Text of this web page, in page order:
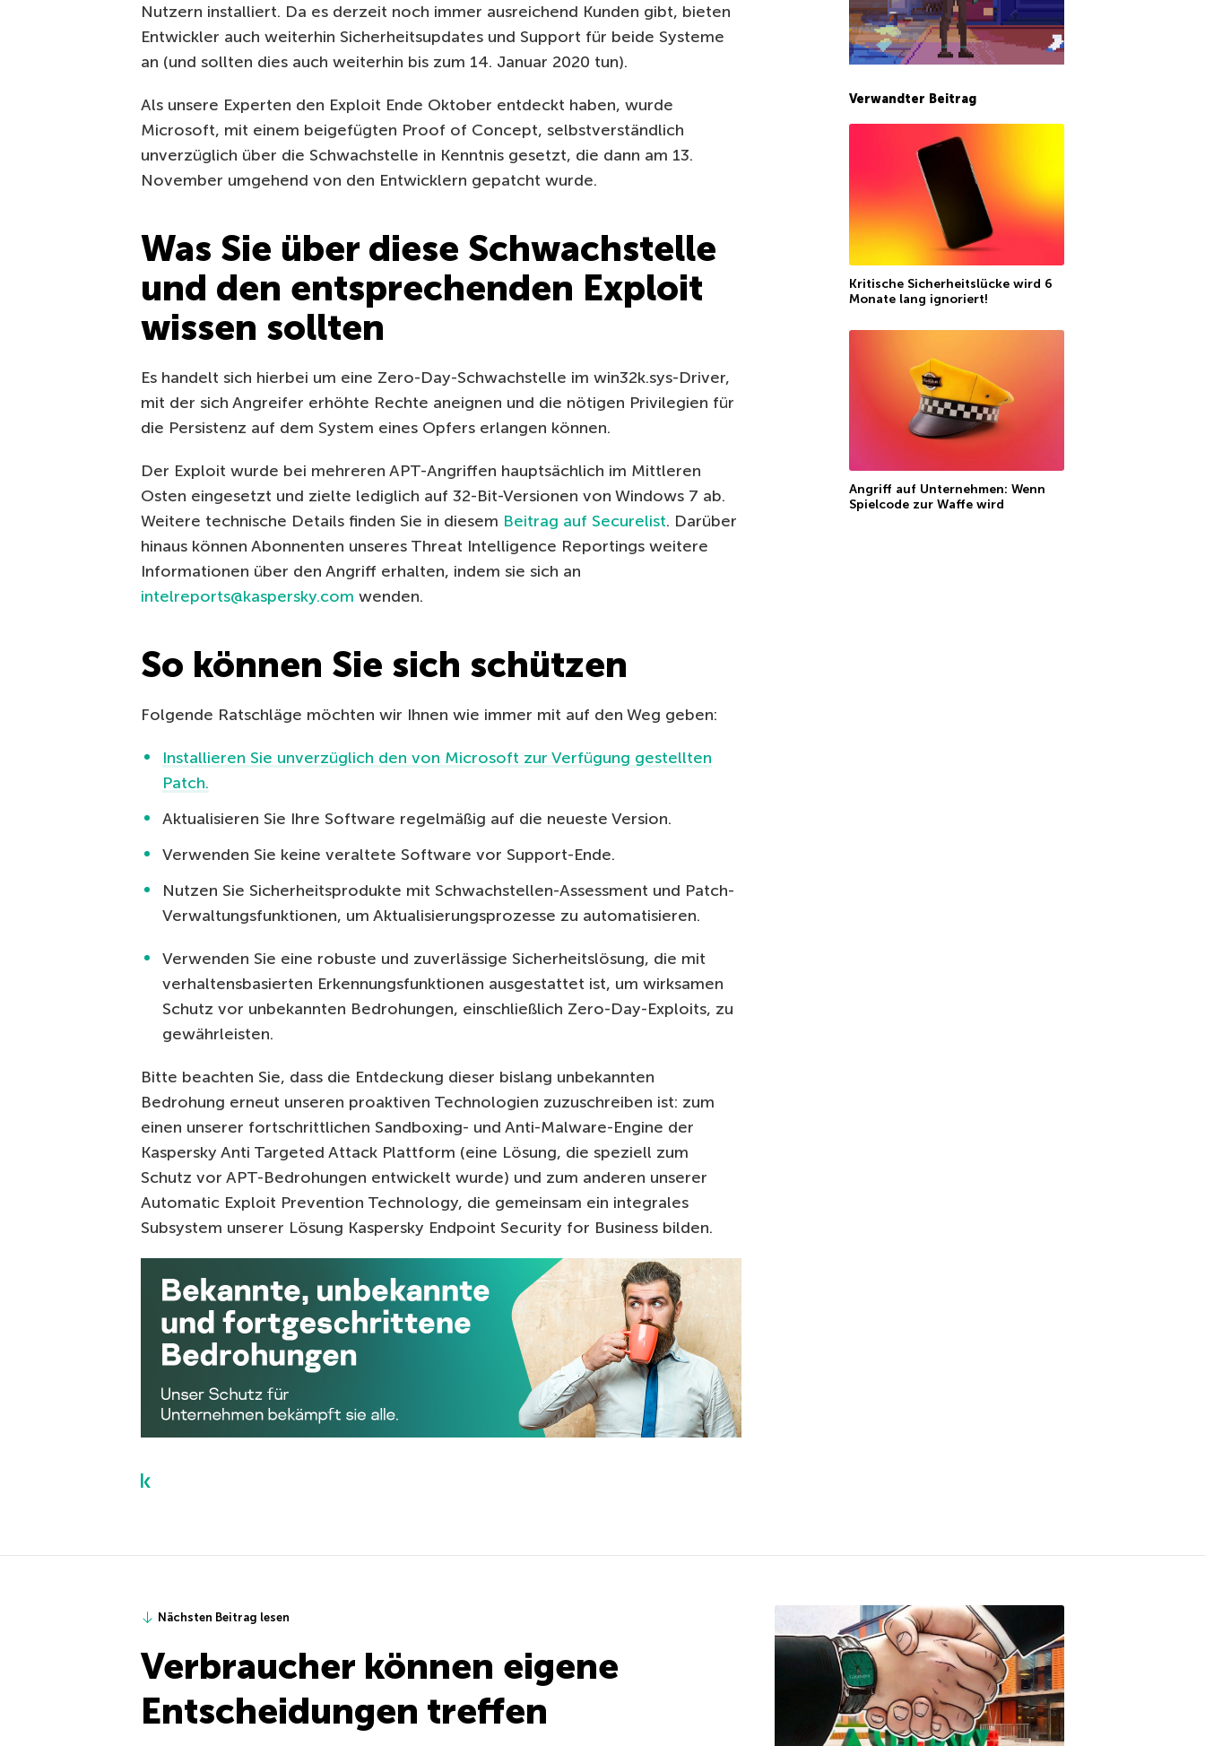
Nutzern installiert. Da es derzeit noch immer ausreichend Kunden gibt, bieten
Entwickler auch weiterhin Sicherheitsupdates und Support für beide Systeme
an (und sollten dies auch weiterhin bis zum 14. Januar 2020 tun).
Als unsere Experten den Exploit Ende Oktober entdeckt haben, wurde
Microsoft, mit einem beigefügten Proof of Concept, selbstverständlich
unverzüglich über die Schwachstelle in Kenntnis gesetzt, die dann am 13.
November umgehend von den Entwicklern gepatcht wurde.
Was Sie über diese Schwachstelle
und den entsprechenden Exploit
wissen sollten
Es handelt sich hierbei um eine Zero-Day-Schwachstelle im win32k.sys-Driver,
mit der sich Angreifer erhöhte Rechte aneignen und die nötigen Privilegien für
die Persistenz auf dem System eines Opfers erlangen können.
Der Exploit wurde bei mehreren APT-Angriffen hauptsächlich im Mittleren
Osten eingesetzt und zielte lediglich auf 32-Bit-Versionen von Windows 7 ab.
Weitere technische Details finden Sie in diesem Beitrag auf Securelist. Darüber
hinaus können Abonnenten unseres Threat Intelligence Reportings weitere
Informationen über den Angriff erhalten, indem sie sich an
intelreports@kaspersky.com wenden.
So können Sie sich schützen
Folgende Ratschläge möchten wir Ihnen wie immer mit auf den Weg geben:
Installieren Sie unverzüglich den von Microsoft zur Verfügung gestellten
Patch.
Aktualisieren Sie Ihre Software regelmäßig auf die neueste Version.
Verwenden Sie keine veraltete Software vor Support-Ende.
Nutzen Sie Sicherheitsprodukte mit Schwachstellen-Assessment und Patch-
Verwaltungsfunktionen, um Aktualisierungsprozesse zu automatisieren.
Verwenden Sie eine robuste und zuverlässige Sicherheitslösung, die mit
verhaltensbasierten Erkennungsfunktionen ausgestattet ist, um wirksamen
Schutz vor unbekannten Bedrohungen, einschließlich Zero-Day-Exploits, zu
gewährleisten.
Bitte beachten Sie, dass die Entdeckung dieser bislang unbekannten
Bedrohung erneut unseren proaktiven Technologien zuzuschreiben ist: zum
einen unserer fortschrittlichen Sandboxing- und Anti-Malware-Engine der
Kaspersky Anti Targeted Attack Plattform (eine Lösung, die speziell zum
Schutz vor APT-Bedrohungen entwickelt wurde) und zum anderen unserer
Automatic Exploit Prevention Technology, die gemeinsam ein integrales
Subsystem unserer Lösung Kaspersky Endpoint Security for Business bilden.
Verwandter Beitrag
Kritische Sicherheitslücke wird 6
Monate lang ignoriert!
Angriff auf Unternehmen: Wenn
Spielcode zur Waffe wird
Nächsten Beitrag lesen
Verbraucher können eigene
Entscheidungen treffen